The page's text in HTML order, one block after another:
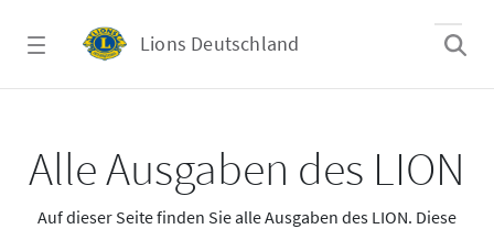
Lions Deutschland
Alle Ausgaben des LION
Auf dieser Seite finden Sie alle Ausgaben des LION. Diese